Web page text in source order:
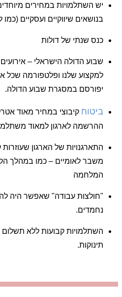
יש השתלמויות במחירים
בנושאים שיווקיים ועסקיים
כנס שנתי של דולות
שבוע הדולה הישראלי –
למקצוע שלנו ופלטפורמה שכל
יפורסם במסגרת שבוע הדולה.
ביטוח קיבוצי במחיר מאוד
ההרשמה לארגון למאוד
התארגנויות של הארגון
משבר לאומיים – כמו במהלך
המלחמה
"חולצות עבודה" שאפשר היה
נחמדים.
השתלמויות קבועות ללא
תינוקות.